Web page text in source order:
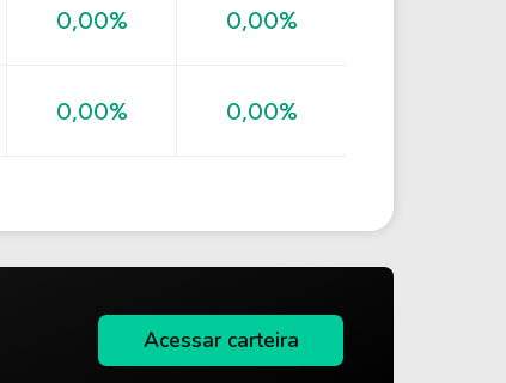
0,00% 0,00%
0,00% 0,00%
Acessar carteira